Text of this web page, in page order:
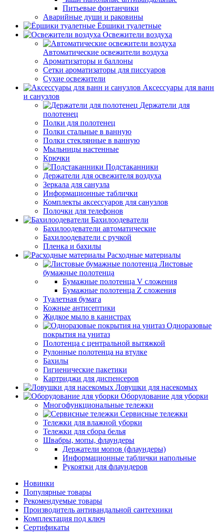
Питьевые фонтанчики
Аварийные души и раковины
Ёршики туалетные
Освежители воздуха
Автоматические освежители воздуха
Ароматизаторы и баллоны
Сетки ароматизаторы для писсуаров
Сухие освежители
Аксессуары для ванн
и санузлов
Держатели для
полотенец
Полки для полотенец
Полки стальные в ванную
Полки стеклянные в ванную
Мыльницы настенные
Крючки
Подстаканники
Держатели для освежителя воздуха
Зеркала для санузла
Информационные таблички
Комплекты аксессуаров для санузлов
Полочки для телефонов
Бахилоодеватели
Бахилоодеватели автоматические
Бахилоодеватели с ручкой
Пленка и бахилы
Расходные материалы
Листовые
бумажные полотенца
Бумажные полотенца V сложения
Бумажные полотенца Z сложения
Туалетная бумага
Кожные антисептики
Жидкое мыло в канистрах
Одноразовые
покрытия на унитаз
Полотенца с центральной вытяжкой
Рулонные полотенца на втулке
Бахилы
Гигиенические пакетики
Картриджи для диспенсеров
Ловушки для насекомых
Оборудование для уборки
Многофункциональные тележки
Сервисные тележки
Тележки для влажной уборки
Тележки для сбора белья
Швабры, мопы, флаундеры
Держатели мопов (флаундеры)
Информационные таблички напольные
Рукоятки для флаундеров
Новинки
Популярные товары
Рекомендуемые товары
Производитель антивандальной сантехники
Комплектация под ключ
Сертификаты